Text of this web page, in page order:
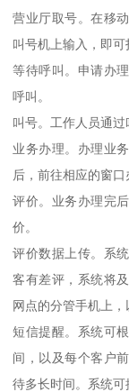
营业厅取号。在移
叫号机上输入，即可
等待呼叫。申请办
呼叫。
叫号。工作人员通过
业务办理。办理业
后，前往相应的窗口
评价。业务办理完
价。
评价数据上传。系
客有差评，系统将
网点的分管手机上，
短信提醒。系统可
间，以及每个客户
待多长时间。系统可